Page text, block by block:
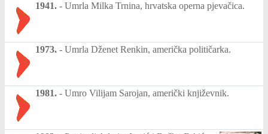
1941. - Umrla Milka Trnina, hrvatska operna pjevačica.
1973. - Umrla Dženet Renkin, američka političarka.
1981. - Umro Vilijam Sarojan, američki književnik.